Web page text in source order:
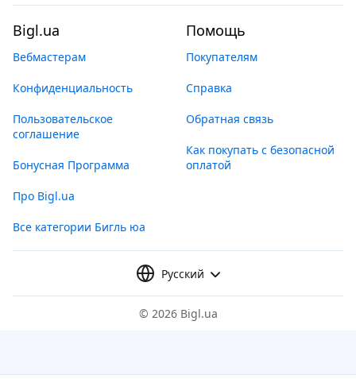
Bigl.ua
Вебмастерам
Конфиденциальность
Пользовательское
соглашение
Бонусная Программа
Про Bigl.ua
Все категории Бигль юа
Помощь
Покупателям
Справка
Обратная связь
Как покупать с безопасной
оплатой
Русский
© 2026 Bigl.ua